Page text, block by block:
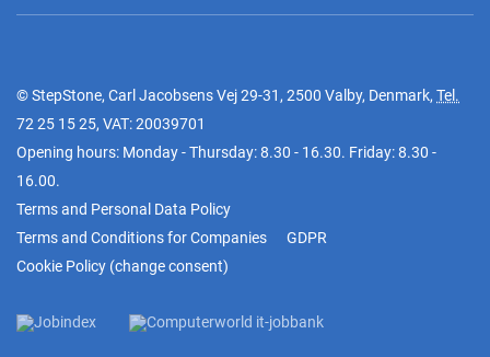
© StepStone, Carl Jacobsens Vej 29-31, 2500 Valby, Denmark, Tel.
72 25 15 25, VAT: 20039701
Opening hours: Monday - Thursday: 8.30 - 16.30. Friday: 8.30 -
16.00.
Terms and Personal Data Policy
Terms and Conditions for Companies
GDPR
Cookie Policy (change consent)